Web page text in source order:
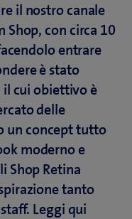
il nostro canale
Shop, con circa 10
entrare
è stato
cui obiettivo è
delle
un concept tutto
moderno e
Shop Retina
tanto
Leggi qui